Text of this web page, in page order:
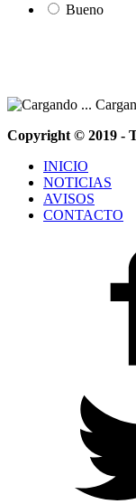
Bueno
Copyright © 2019 -
INICIO
NOTICIAS
AVISOS
CONTACTO